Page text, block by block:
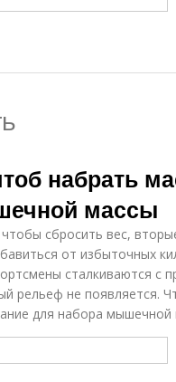
набрать
массы
сбросить вес,
от избыточных
сталкиваются с
рельеф не появляется.
для набора мышечной